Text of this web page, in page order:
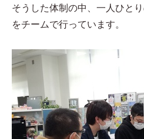
そうした体制の中、一人ひと
をチームで行っています。